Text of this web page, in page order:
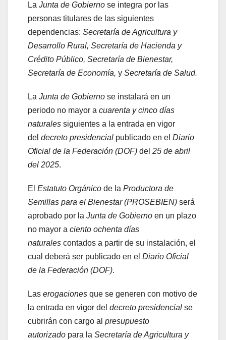
La Junta de Gobierno se integra por las
personas titulares de las siguientes
dependencias: Secretaría de Agricultura y
Desarrollo Rural, Secretaría de Hacienda y
Crédito Público, Secretaría de Bienestar,
Secretaría de Economía, y Secretaría de Salud.
La Junta de Gobierno se instalará en un
periodo no mayor a cuarenta y cinco días
naturales siguientes a la entrada en vigor
del decreto presidencial publicado en el Diario
Oficial de la Federación (DOF) del 25 de abril
del 2025.
El Estatuto Orgánico de la Productora de
Semillas para el Bienestar (PROSEBIEN) será
aprobado por la Junta de Gobierno en un plazo
no mayor a ciento ochenta días
naturales contados a partir de su instalación, el
cual deberá ser publicado en el Diario Oficial
de la Federación (DOF).
Las erogaciones que se generen con motivo de
la entrada en vigor del decreto presidencial se
cubrirán con cargo al presupuesto
autorizado para la Secretaría de Agricultura y